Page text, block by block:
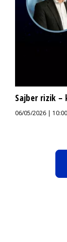
Sajber rizik –
06/05/2026 | 10:00